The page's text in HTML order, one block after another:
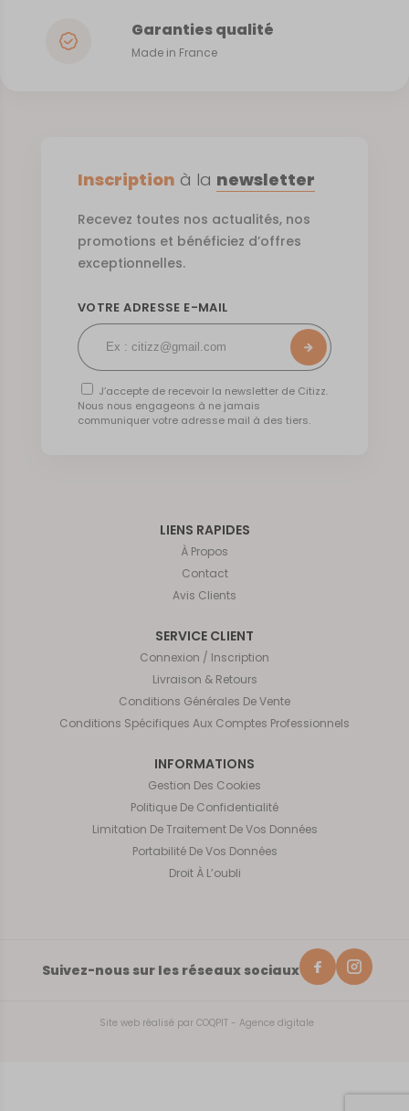
Garanties qualité
Made in France
LIENS RAPIDES
À Propos
Contact
Avis Clients
SERVICE CLIENT
Connexion / Inscription
Livraison & Retours
Conditions Générales De Vente
Conditions Spécifiques Aux Comptes Professionnels
INFORMATIONS
Gestion Des Cookies
Politique De Confidentialité
Limitation De Traitement De Vos Données
Portabilité De Vos Données
Droit À L’oubli
Suivez-nous sur les réseaux sociaux
Site web réalisé par COQPIT - Agence digitale
Inscription à la newsletter
Recevez toutes nos actualités, nos
promotions et bénéficiez d’offres
exceptionnelles.
VOTRE ADRESSE E-MAIL
J’accepte de recevoir la newsletter de Citizz.
Nous nous engageons à ne jamais
communiquer votre adresse mail à des tiers.